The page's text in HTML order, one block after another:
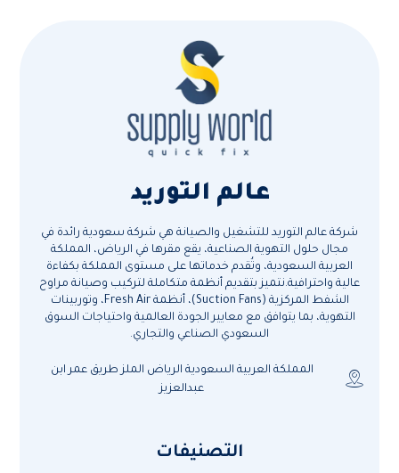
عالم التوريد
شركة عالم التوريد للتشغيل والصيانة هي شركة سعودية رائدة في
مجال حلول التهوية الصناعية، يقع مقرها في الرياض، المملكة
العربية السعودية، وتُقدم خدماتها على مستوى المملكة بكفاءة
عالية واحترافية.نتميز بتقديم أنظمة متكاملة لتركيب وصيانة مراوح
الشفط المركزية (Suction Fans)، أنظمة Fresh Air، وتوربينات
التهوية، بما يتوافق مع معايير الجودة العالمية واحتياجات السوق
السعودي الصناعي والتجاري.
المملكة العربية السعودية الرياض الملز طريق عمر ابن
عبدالعزيز
التصنيفات